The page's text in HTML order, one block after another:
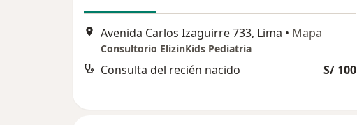
Avenida Carlos Izaguirre 733, Lima • Mapa
Consultorio ElizinKids Pediatria
Consulta del recién nacido S/ 100